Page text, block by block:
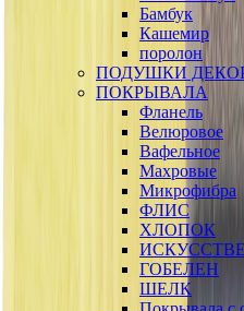
Бамбук
Кашемир
поролон
ПОДУШКИ
ПОКРЫВАЛА
Фланель
Велюровое
Вафельное
Махровые
Микрофибра
ФЛИС
ХЛОПОК
ГОБЕЛЕН
ШЕЛК